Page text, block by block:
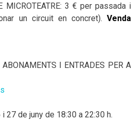
MICROTEATRE: 3 € per passada i
un circuit en concret). Venda
I ENTRADES PER A
27 de juny de 18:30 a 22:30 h.